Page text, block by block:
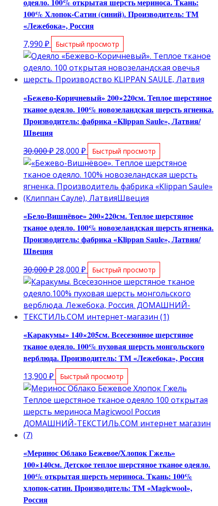
одеяло. 100% открытая шерсть мериноса. Ткань:
100% Хлопок-Сатин (синий). Производитель: ТМ
«Лежебока», Россия
7,990 ₽ Быстрый просмотр
«Бежево-Коричневый» 200×220см. Теплое шерстяное
тканое одеяло. 100% новозеландская шерсть ягненка.
Производитель: фабрика «Klippan Saule», Латвия/
Швеция
30,000₽ Первоначальная
цена
составляла
30,000 ₽.
28,000 ₽Текущая
цена:
28,000 ₽.
Быстрый просмотр
«Бело-Вишнёвое» 200×220см. Теплое шерстяное
тканое одеяло. 100% новозеландская шерсть ягненка.
Производитель: фабрика «Klippan Saule», Латвия/
Швеция
30,000₽ Первоначальная
цена
составляла
30,000 ₽.
28,000 ₽Текущая
цена:
28,000 ₽.
Быстрый просмотр
«Каракумы» 140×205см. Всесезонное шерстяное
тканое одеяло. 100% пуховая шерсть монгольского
верблюда. Производитель: ТМ «Лежебока», Россия
13,900 ₽ Быстрый просмотр
«Меринос Облако Бежевое/Хлопок Гжель»
100×140см. Детское теплое шерстяное тканое одеяло.
100% открытая шерсть мериноса. Ткань: 100%
хлопок-сатин. Производитель: ТМ «Magicwool»,
Россия